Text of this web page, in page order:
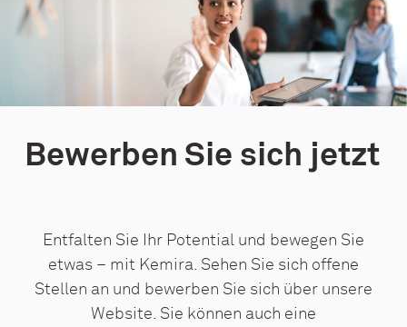
Bewerben Sie sich jetzt
Entfalten Sie Ihr Potential und bewegen Sie
etwas – mit Kemira. Sehen Sie sich offene
Stellen an und bewerben Sie sich über unsere
Website. Sie können auch eine